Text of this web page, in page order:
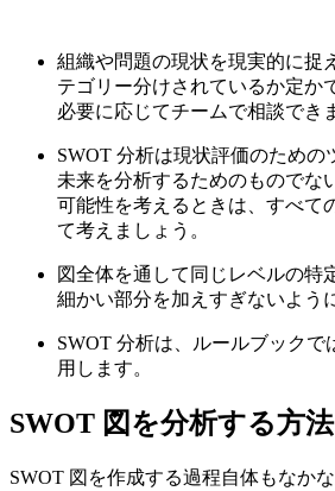
組織や問題の現状を現実的に捉
テゴリー分けされているか定か
必要に応じてチームで相談でき
SWOT 分析は現状評価のための
未来を分析するためのものでな
可能性を考えるときは、すべて
て考えましょう。
図全体を通して同じレベルの特
細かい部分を加えすぎないよう
SWOT 分析は、ルールブックで
用します。
SWOT 図を分析する方法
SWOT 図を作成する過程自体もなか